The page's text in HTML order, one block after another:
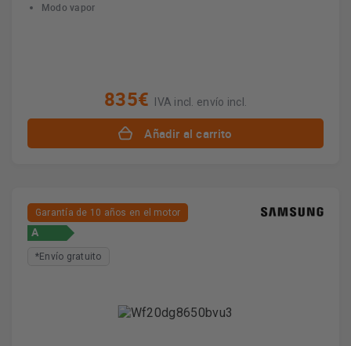
Modo vapor
835€ IVA incl. envío incl.
Añadir al carrito
Garantía de 10 años en el motor
A
*Envío gratuito